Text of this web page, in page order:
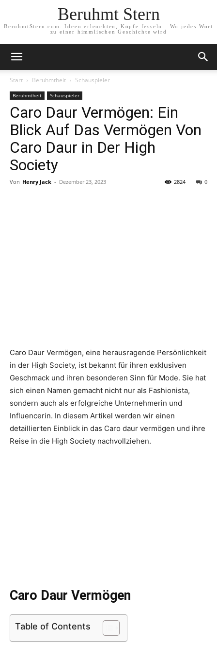
Beruhmt Stern
BeruhmtStern.com: Ideen erleuchten, Köpfe fesseln - Wo jedes Wort
zu einer himmlischen Geschichte wird
Start Beruhmtheit Schauspieler
Beruhmtheit Schauspieler
Caro Daur Vermögen: Ein
Blick Auf Das Vermögen Von
Caro Daur in Der High
Society
Von Henry Jack - Dezember 23, 2023 0
2824
Caro Daur Vermögen, eine herausragende Persönlichkeit
in der High Society, ist bekannt für ihren exklusiven
Geschmack und ihren besonderen Sinn für Mode. Sie hat
sich einen Namen gemacht nicht nur als Fashionista,
sondern auch als erfolgreiche Unternehmerin und
Influencerin. In diesem Artikel werden wir einen
detaillierten Einblick in das Caro daur vermögen und ihre
Reise in die High Society nachvollziehen.
Caro Daur Vermögen
Table of Contents